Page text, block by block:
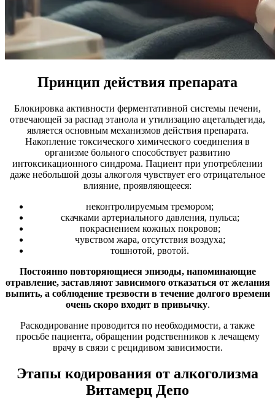
Принцип действия препарата
Блокировка активности ферментативной системы печени,
отвечающей за распад этанола и утилизацию ацетальдегида,
является основным механизмов действия препарата.
Накопление токсического химического соединения в
организме больного способствует развитию
интоксикационного синдрома. Пациент при употреблении
даже небольшой дозы алкоголя чувствует его отрицательное
влияние, проявляющееся:
неконтролируемым тремором;
скачками артериального давления, пульса;
покраснением кожных покровов;
чувством жара, отсутствия воздуха;
тошнотой, рвотой.
Постоянно повторяющиеся эпизоды, напоминающие
отравление, заставляют зависимого отказаться от желания
выпить, а соблюдение трезвости в течение долгого времени
очень скоро входит в привычку.
Раскодирование проводится по необходимости, а также
просьбе пациента, обращении родственников к лечащему
врачу в связи с рецидивом зависимости.
Этапы кодирования от алкоголизма
Витамерц Депо